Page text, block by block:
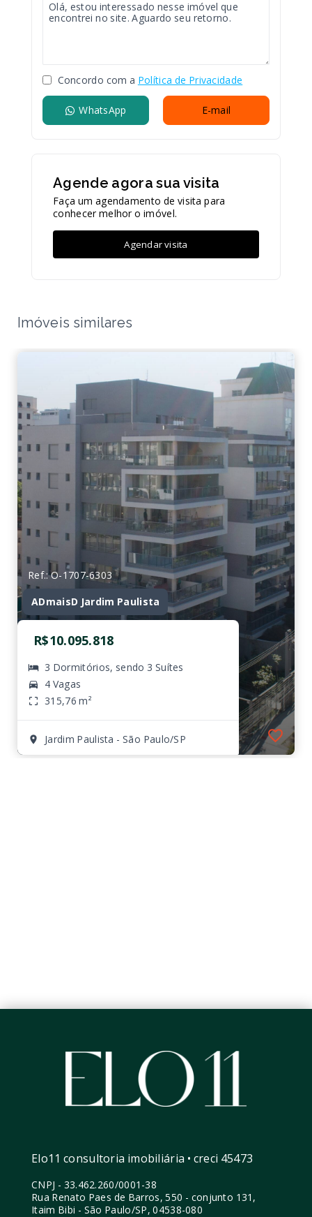
Concordo com a Política de Privacidade
WhatsApp E-mail
Agende agora sua visita
Faça um agendamento de visita para
conhecer melhor o imóvel.
Agendar visita
Imóveis similares
Ref.: O-1707-6303
ADmaisD Jardim Paulista
R$10.095.818
3 Dormitórios, sendo 3 Suítes
4 Vagas
315,76 m²
Jardim Paulista - São Paulo/SP
Elo11 consultoria imobiliária • creci 45473
CNPJ - 33.462.260/0001-38
Rua Renato Paes de Barros, 550 - conjunto 131,
Itaim Bibi - São Paulo/SP, 04538-080